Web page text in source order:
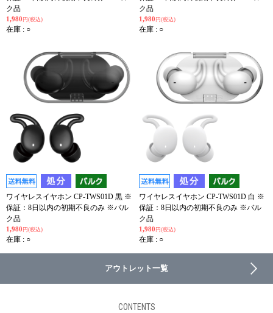
ク品
1,980 円(税込)
在庫 : ○
ク品
1,980 円(税込)
在庫 : ○
ワイヤレスイヤホン CP-TWS01D 黒 ※
保証：8日以内の初期不良のみ ※バル
ク品
1,980 円(税込)
在庫 : ○
ワイヤレスイヤホン CP-TWS01D 白 ※
保証：8日以内の初期不良のみ ※バル
ク品
1,980 円(税込)
在庫 : ○
アウトレット一覧
CONTENTS